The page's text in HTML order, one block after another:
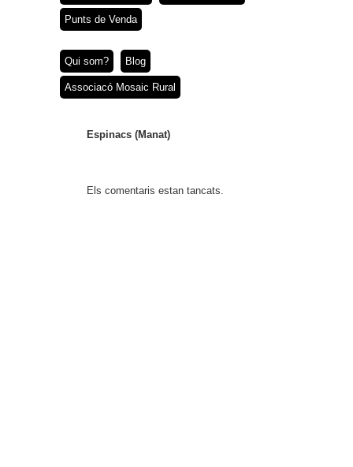
Punts de Venda
Qui som? Blog
Associacó Mosaic Rural
Espinacs (Manat)
Els comentaris estan tancats.